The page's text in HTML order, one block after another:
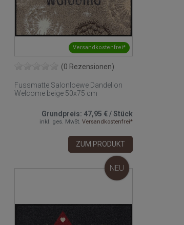
Versandkostenfrei*
(0 Rezensionen)
Fussmatte Salonloewe Dandelion
Welcome beige 50x75 cm
Grundpreis: 47,95 €/Stück
inkl. ges. MwSt. Versandkostenfrei*
ZUM PRODUKT
NEU